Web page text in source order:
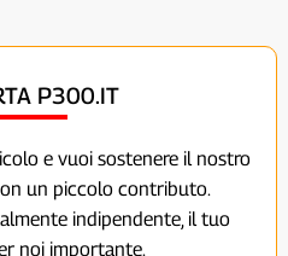
P300.IT
e vuoi sostenere il nostro
un piccolo contributo.
indipendente, il tuo
noi importante.